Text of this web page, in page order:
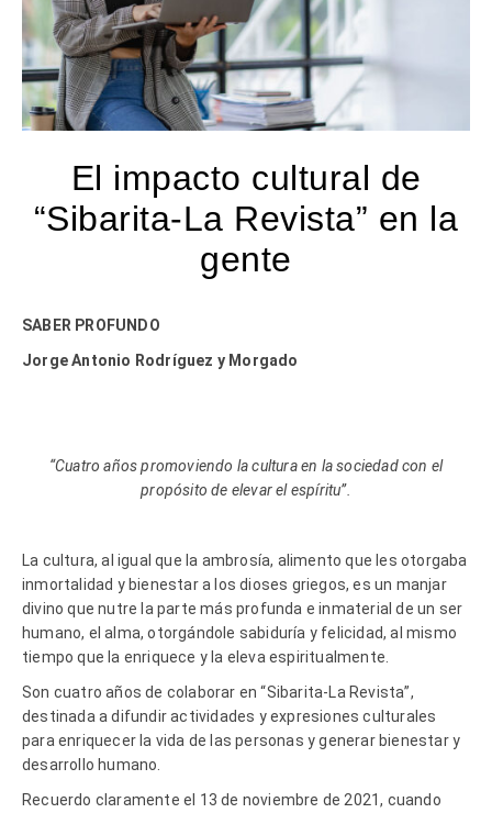
El impacto cultural de
“Sibarita-La Revista” en la
gente
SABER PROFUNDO
Jorge Antonio Rodríguez y Morgado
“Cuatro años promoviendo la cultura en la sociedad con el
propósito de elevar el espíritu”.
La cultura, al igual que la ambrosía, alimento que les otorgaba
inmortalidad y bienestara los dioses griegos, es un manjar
divino que nutre la parte más profunda e inmaterial de un ser
humano, el alma, otorgándole sabiduría y felicidad, al mismo
tiempo que la enriquece y la eleva espiritualmente.
Son cuatro años de colaborar en “Sibarita-La Revista”,
destinada a difundir actividades y expresiones culturales
para enriquecer la vida de las personas y generar bienestar y
desarrollo humano.
Recuerdo claramente el 13 de noviembre de 2021, cuando